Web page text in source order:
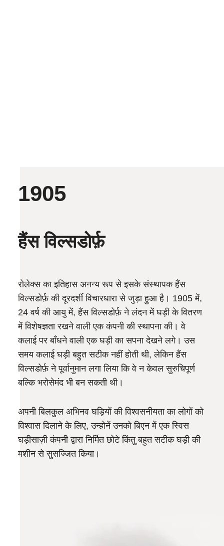
1905
हैंस विल्सडोर्फ़
रोलेक्स का इतिहास अनन्य रूप से इसके संस्थापक हैंस
विल्सडोर्फ़ की दूरदर्शी विचारधारा से जुड़ा हुआ है। 1905 में,
24 वर्ष की आयु में, हैंस विल्सडोर्फ़ ने लंदन में घड़ी के वितरण
में विशेषज्ञता रखने वाली एक कंपनी की स्थापना की। वे
कलाई पर बाँधने वाली एक घड़ी का सपना देखने लगे। उस
समय कलाई घड़ी बहुत सटीक नहीं होती थी, लेकिन हैंस
विल्सडोर्फ़ ने पूर्वानुमान लगा लिया कि वे न केवल सुरुचिपूर्ण
बल्कि भरोसेमंद भी बन सकती थी।
अपनी बिलकुल अभिनव घड़ियों की विश्वसनीयता का लोगों को
विश्वास दिलाने के लिए, उन्होनें उनको बिएन में एक स्विस
घड़ीसाज़ी कंपनी द्वारा निर्मित छोटे किंतु बहुत सटीक घड़ी की
मशीन से सुसज्जित किया।